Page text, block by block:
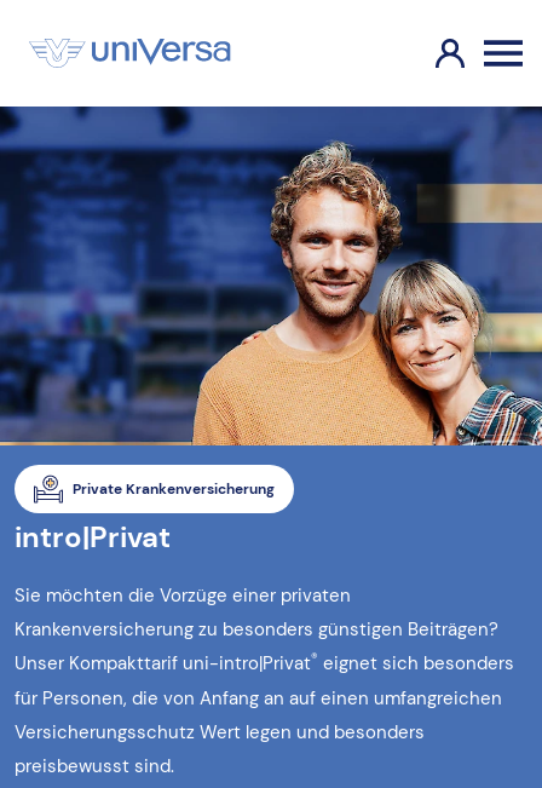
Private Krankenversicherung
intro|Privat
Sie möchten die Vorzüge einer privaten
Krankenversicherung zu besonders günstigen Beiträgen?
Unser Kompakttarif uni-intro|Privat® eignet sich besonders
für Personen, die von Anfang an auf einen umfangreichen
Versicherungsschutz Wert legen und besonders
preisbewusst sind.